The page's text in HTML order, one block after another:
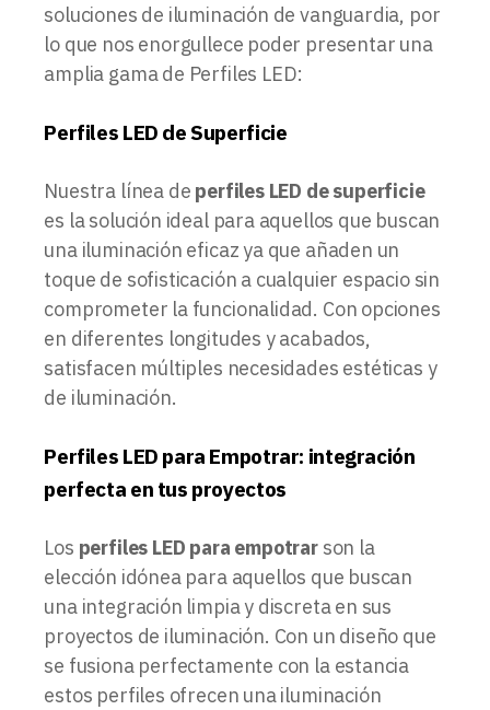
soluciones de iluminación de vanguardia, por
lo que nos enorgullece poder presentar una
amplia gama de Perfiles LED:
Perfiles LED de Superficie
Nuestra línea de perfiles LED de superficie
es la solución ideal para aquellos que buscan
una iluminación eficaz ya que añaden un
toque de sofisticación a cualquier espacio sin
comprometer la funcionalidad. Con opciones
en diferentes longitudes y acabados,
satisfacen múltiples necesidades estéticas y
de iluminación.
Perfiles LED para Empotrar: integración
perfecta en tus proyectos
Los perfiles LED para empotrarson la
elección idónea para aquellos que buscan
una integración limpia y discreta en sus
proyectos de iluminación. Con un diseño que
se fusiona perfectamente con la estancia
estos perfiles ofrecen una iluminación